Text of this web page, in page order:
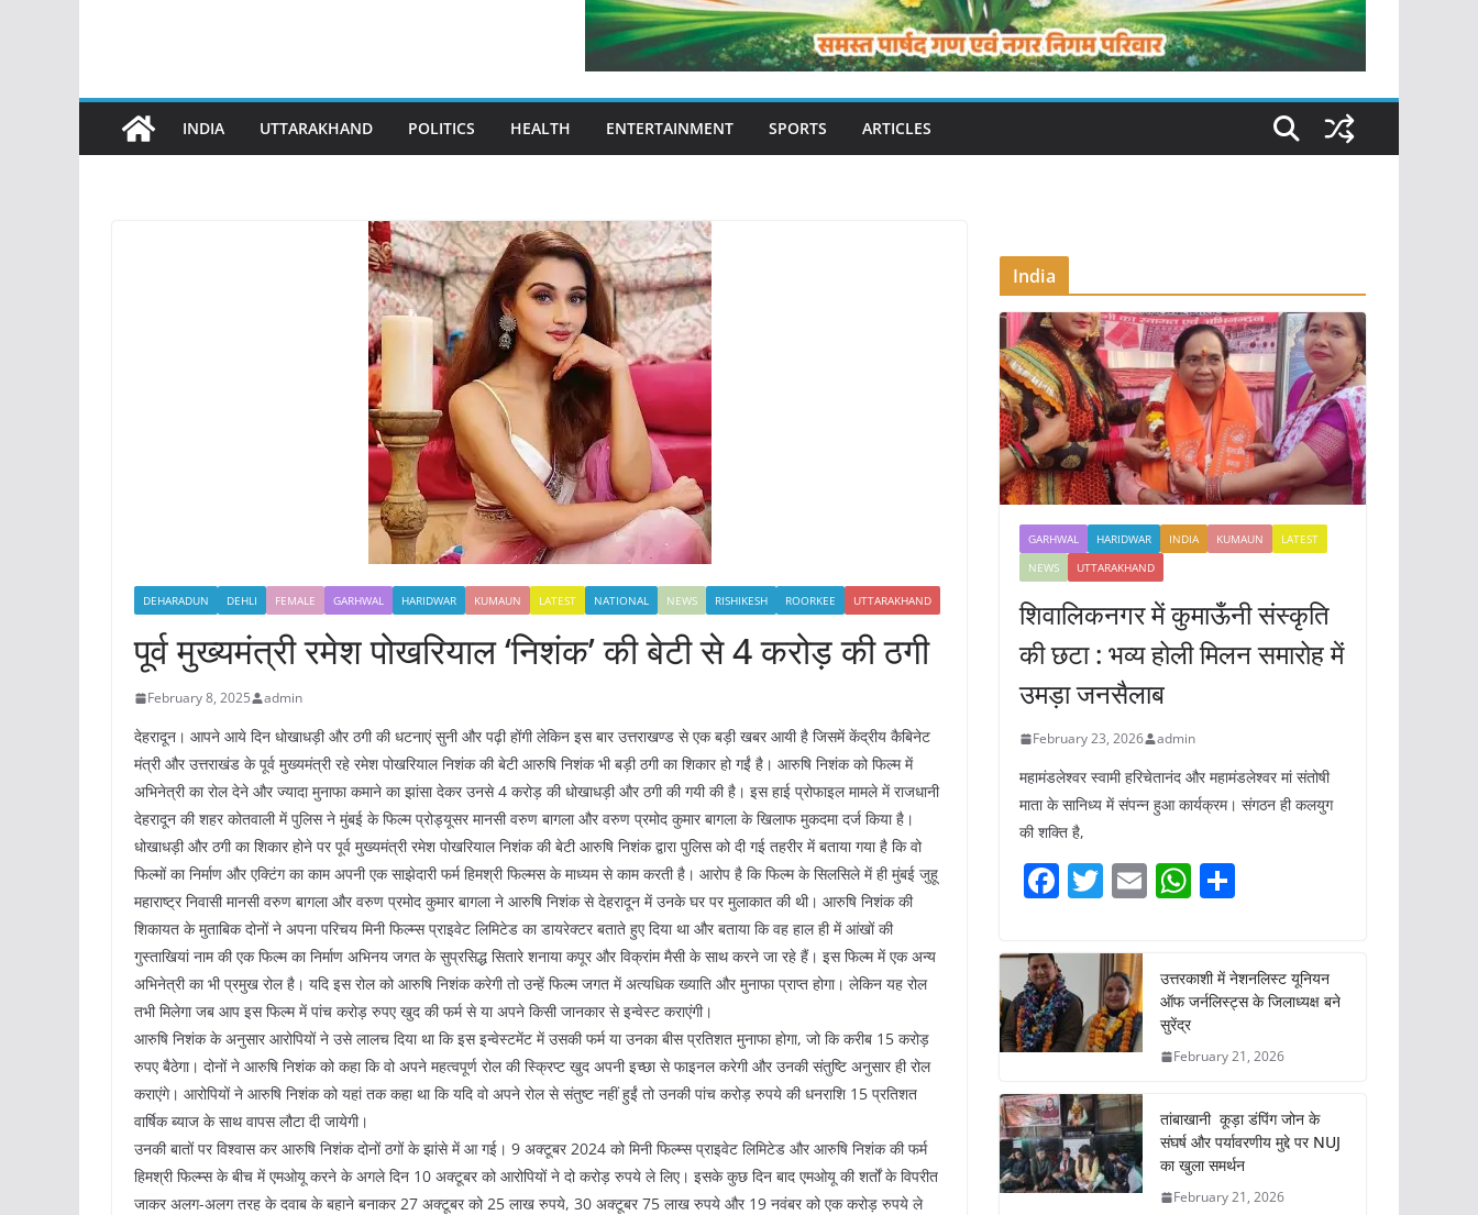
INDIA UTTARAKHAND POLITICS HEALTH ENTERTAINMENT SPORTS ARTICLES
DEHARADUN DEHLI FEMALE GARHWAL HARIDWAR KUMAUN LATEST NATIONAL NEWS RISHIKESH ROORKEE UTTARAKHAND
पूर्व मुख्यमंत्री रमेश पोखरियाल ‘निशंक’ की बेटी से 4 करोड़ की ठगी
February 8, 2025 admin
देहरादून। आपने आये दिन धोखाधड़ी और ठगी की धटनाएं सुनी और पढ़ी होंगी लेकिन इस बार उत्तराखण्ड से एक बड़ी खबर आयी है जिसमें केंद्रीय कैबिनेट
मंत्री और उत्तराखंड के पूर्व मुख्यमंत्री रहे रमेश पोखरियाल निशंक की बेटी आरुषि निशंक भी बड़ी ठगी का शिकार हो गईं है। आरुषि निशंक को फिल्म में
अभिनेत्री का रोल देने और ज्यादा मुनाफा कमाने का झांसा देकर उनसे 4 करोड़ की धोखाधड़ी और ठगी की गयी की है। इस हाई प्रोफाइल मामले में राजधानी
देहरादून की शहर कोतवाली में पुलिस ने मुंबई के फिल्म प्रोड्यूसर मानसी वरुण बागला और वरुण प्रमोद कुमार बागला के खिलाफ मुकदमा दर्ज किया है।
धोखाधड़ी और ठगी का शिकार होने पर पूर्व मुख्यमंत्री रमेश पोखरियाल निशंक की बेटी आरुषि निशंक द्वारा पुलिस को दी गई तहरीर में बताया गया है कि वो
फिल्मों का निर्माण और एक्टिंग का काम अपनी एक साझेदारी फर्म हिमश्री फिल्मस के माध्यम से काम करती है। आरोप है कि फिल्म के सिलसिले में ही मुंबई जुहू
महाराष्ट्र निवासी मानसी वरुण बागला और वरुण प्रमोद कुमार बागला ने आरुषि निशंक से देहरादून में उनके घर पर मुलाकात की थी। आरुषि निशंक की
शिकायत के मुताबिक दोनों ने अपना परिचय मिनी फिल्म्स प्राइवेट लिमिटेड का डायरेक्टर बताते हुए दिया था और बताया कि वह हाल ही में आंखों की
गुस्ताखियां नाम की एक फिल्म का निर्माण अभिनय जगत के सुप्रसिद्ध सितारे शनाया कपूर और विक्रांम मैसी के साथ करने जा रहे हैं। इस फिल्म में एक अन्य
अभिनेत्री का भी प्रमुख रोल है। यदि इस रोल को आरुषि निशंक करेगी तो उन्हें फिल्म जगत में अत्यधिक ख्याति और मुनाफा प्राप्त होगा। लेकिन यह रोल
तभी मिलेगा जब आप इस फिल्म में पांच करोड़ रुपए खुद की फर्म से या अपने किसी जानकार से इन्वेस्ट कराएंगी।
आरुषि निशंक के अनुसार आरोपियों ने उसे लालच दिया था कि इस इन्वेस्टमेंट में उसकी फर्म या उनका बीस प्रतिशत मुनाफा होगा, जो कि करीब 15 करोड़
रुपए बैठेगा। दोनों ने आरुषि निशंक को कहा कि वो अपने महत्वपूर्ण रोल की स्क्रिप्ट खुद अपनी इच्छा से फाइनल करेगी और उनकी संतुष्टि अनुसार ही रोल
कराएंगे। आरोपियों ने आरुषि निशंक को यहां तक कहा था कि यदि वो अपने रोल से संतुष्ट नहीं हुईं तो उनकी पांच करोड़ रुपये की धनराशि 15 प्रतिशत
वार्षिक ब्याज के साथ वापस लौटा दी जायेगी।
उनकी बातों पर विश्वास कर आरुषि निशंक दोनों ठगों के झांसे में आ गई। 9 अक्टूबर 2024 को मिनी फिल्म्स प्राइवेट लिमिटेड और आरुषि निशंक की फर्म
हिमश्री फिल्म्स के बीच में एमओयू करने के अगले दिन 10 अक्टूबर को आरोपियों ने दो करोड़ रुपये ले लिए। इसके कुछ दिन बाद एमओयू की शर्तों के विपरीत
जाकर अलग-अलग तरह के दवाब के बहाने बनाकर 27 अक्टूबर को 25 लाख रुपये, 30 अक्टूबर 75 लाख रुपये और 19 नवंबर को एक करोड़ रुपये ले
India
GARHWAL HARIDWAR INDIA KUMAUN
LATEST
NEWS
UTTARAKHAND
शिवालिकनगर में कुमाऊँनी संस्कृति
की छटा : भव्य होली मिलन समारोह में
उमड़ा जनसैलाब
February 23, 2026 admin
महामंडलेश्वर स्वामी हरिचेतानंद और महामंडलेश्वर मां संतोषी
माता के सानिध्य में संपन्न हुआ कार्यक्रम। संगठन ही कलयुग
की शक्ति है,
F
c
e
b
o
o
k
T
itt
er
E W
s
A
p
e
उत्तरकाशी में नेशनलिस्ट यूनियन
ऑफ जर्नलिस्ट्स के जिलाध्यक्ष बने
सुरेंद्र
February 21, 2026
तांबाखानी कूड़ा डंपिंग जोन के
संघर्ष और पर्यावरणीय मुद्दे पर NUJ
का खुला समर्थन
February 21, 2026